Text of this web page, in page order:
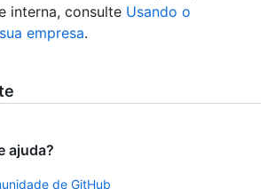
interna, consulte Usando o
empresa.
ajuda?
de GitHub